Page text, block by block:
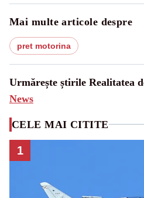
Mai multe articole despre
pret motorina
Urmărește știrile Realitatea
News
CELE MAI CITITE
1